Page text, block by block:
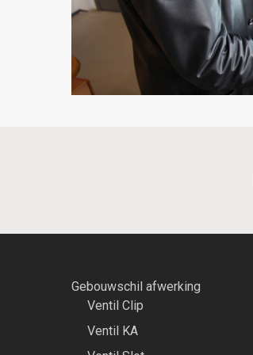
Gebouwschil afwerking
Ventil Clip
Ventil KA